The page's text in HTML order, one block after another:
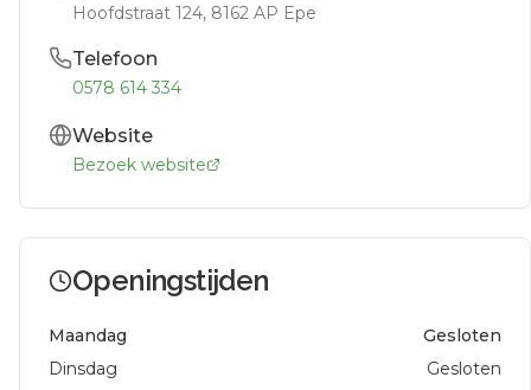
Hoofdstraat 124, 8162 AP Epe
Telefoon
0578 614 334
Website
Bezoek website
Openingstijden
Maandag
Gesloten
Dinsdag
Gesloten